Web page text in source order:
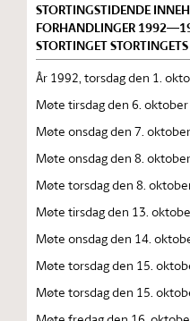
STORTINGSTIDENDE
FORHANDLINGER
STORTINGET
År 1992, torsdag den 1.
Møte tirsdag den 6. oktober
Møte onsdag den 7.
Møte onsdag den 8.
Møte torsdag den 8.
Møte tirsdag den 13.
Møte onsdag den 14.
Møte torsdag den 15.
Møte torsdag den 15.